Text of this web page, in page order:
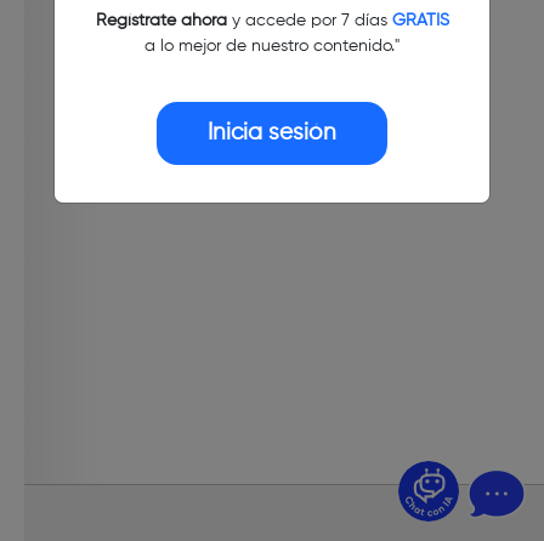
Regístrate ahoray accede por 7 días GRATIS
a lo mejor de nuestro contenido."
Inicia sesión